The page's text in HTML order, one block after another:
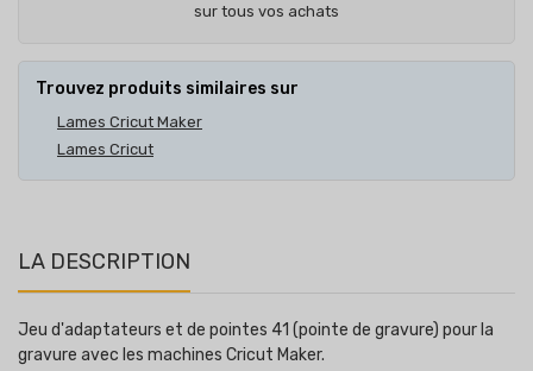
sur tous vos achats
Trouvez produits similaires sur
Lames Cricut Maker
Lames Cricut
LA DESCRIPTION
Jeu d'adaptateurs et de pointes 41 (pointe de gravure) pour la
gravure avec les machines Cricut Maker.